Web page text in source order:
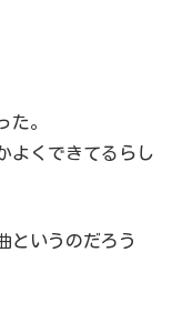
た。
よくできてるらし
というのだろう